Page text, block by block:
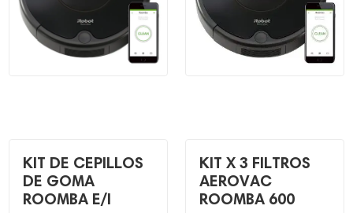
KIT DE CEPILLOS
DE GOMA
ROOMBA E/I
KIT X 3 FILTROS
AEROVAC
ROOMBA 600